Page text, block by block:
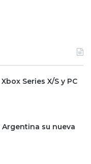
Series X/S y PC
su nueva